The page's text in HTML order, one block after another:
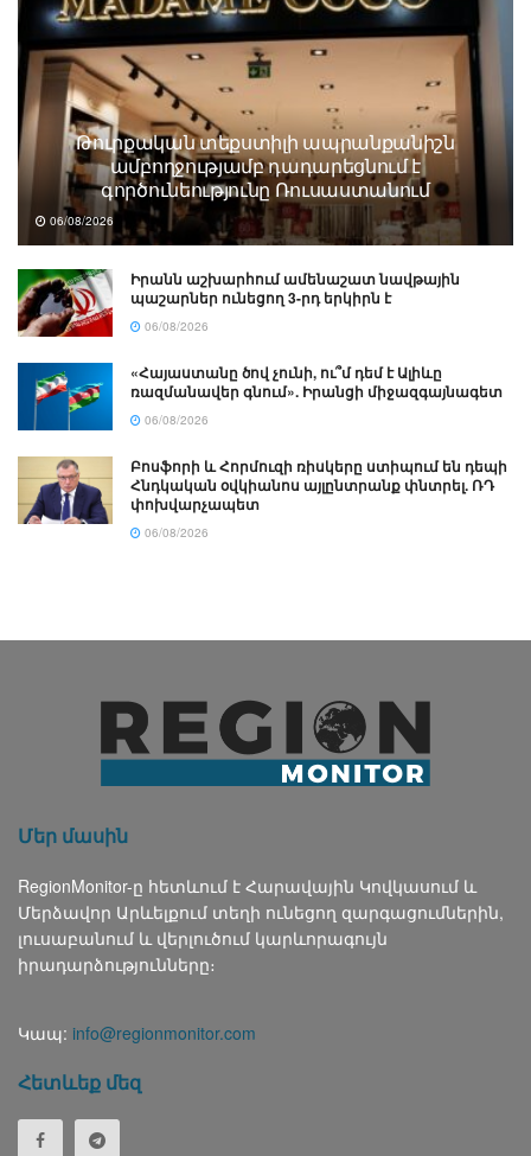
Թուրքական տեքստիլի ապրանքանիշն
ամբողջությամբ դադարեցնում է
գործունեությունը Ռուսաստանում
06/08/2026
Իրանն աշխարհում ամենաշատ նավթային
պաշարներ ունեցող 3-րդ երկիրն է
06/08/2026
«Հայաստանը ծով չունի, ու՞մ դեմ է Ալիևը
ռազմանավեր գնում». Իրանցի միջազգայնագետ
06/08/2026
Բոսֆորի և Հորմուզի ռիսկերը ստիպում են դեպի
Հնդկական օվկիանոս այլընտրանք փնտրել. ՌԴ
փոխվարչապետ
06/08/2026
Մեր մասին
RegionMonitor-ը հետևում է Հարավային Կովկասում և
Մերձավոր Արևելքում տեղի ունեցող զարգացումներին,
լուսաբանում և վերլուծում կարևորագույն
իրադարձությունները։
Կապ: info@regionmonitor.com
Հետևեք մեզ